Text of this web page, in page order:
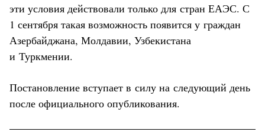
эти условия действовали только для стран ЕАЭС. С
1 сентября такая возможность появится у граждан
Азербайджана, Молдавии, Узбекистана
и Туркмении.
Постановление вступает в силу на следующий день
после официального опубликования.